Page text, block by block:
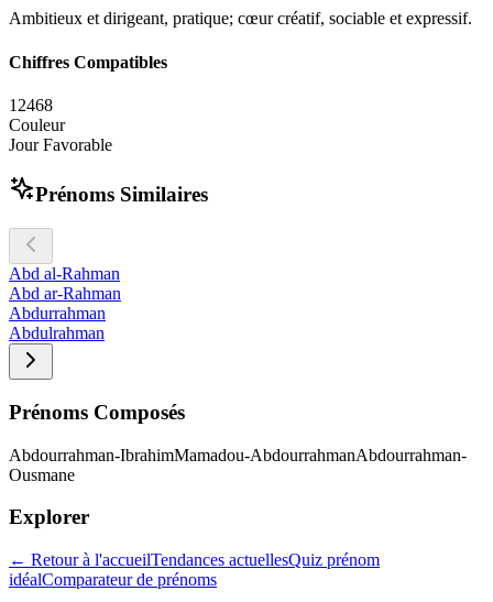
Ambitieux et dirigeant, pratique; cœur créatif, sociable et expressif.
Chiffres Compatibles
1 2468
Couleur
Jour Favorable
Prénoms Similaires
Abd al-Rahman
Abd ar-Rahman
Abdurrahman
Abdulrahman
Prénoms Composés
Abdourrahman-IbrahimMamadou-AbdourrahmanAbdourrahman-
Ousmane
Explorer
← Retour à l'accueilTendances actuellesQuiz prénom
idéalComparateur de prénoms